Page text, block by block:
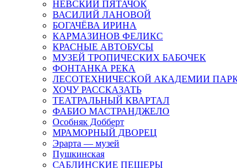
НЕВСКИЙ ПЯТАЧОК
ВАСИЛИЙ ЛАНОВОЙ
БОГАЧЁВА ИРИНА
КАРМАЗИНОВ ФЕЛИКС
КРАСНЫЕ АВТОБУСЫ
МУЗЕЙ ТРОПИЧЕСКИХ БАБОЧЕК
ФОНТАНКА РЕКА
ЛЕСОТЕХНИЧЕСКОЙ АКАДЕМИИ
ХОЧУ РАССКАЗАТЬ
ТЕАТРАЛЬНЫЙ КВАРТАЛ
ФАБИО МАСТРАНДЖЕЛО
Особняк Добберт
МРАМОРНЫЙ ДВОРЕЦ
Эрарта — музей
Пушкинская
САБЛИНСКИЕ ПЕЩЕРЫ